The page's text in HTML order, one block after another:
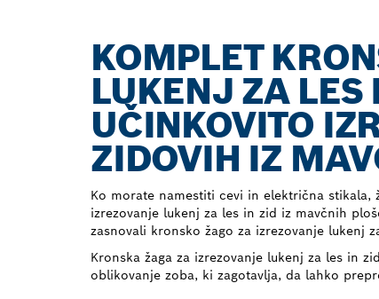
KOMPLET
LUKENJ ZA
UČINKOVITO
ZIDOVIH IZ
Ko morate namestiti cevi in električna stikala,
izrezovanje lukenj za les in zid iz mavčnih
zasnovali kronsko žago za izrezovanje lukenj
Kronska žaga za izrezovanje lukenj za les in
oblikovanje zoba, ki zagotavlja, da lahko